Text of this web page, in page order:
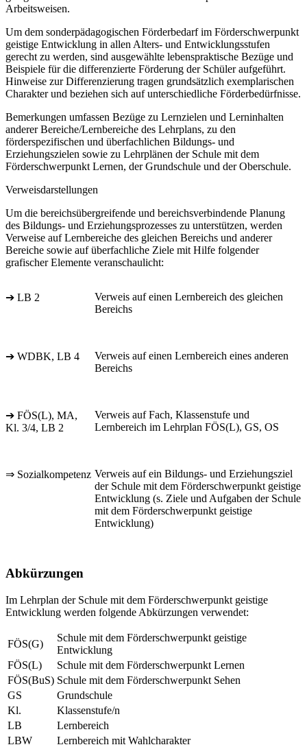
Arbeitsweisen.
Um dem sonderpädagogischen Förderbedarf im Förderschwerpunkt
geistige Entwicklung in allen Alters- und Entwicklungsstufen
gerecht zu werden, sind ausgewählte lebenspraktische Bezüge und
Beispiele für die differenzierte Förderung der Schüler aufgeführt.
Hinweise zur Differenzierung tragen grundsätzlich exemplarischen
Charakter und beziehen sich auf unterschiedliche Förderbedürfnisse.
Bemerkungen umfassen Bezüge zu Lernzielen und Lerninhalten
anderer Bereiche/Lernbereiche des Lehrplans, zu den
förderspezifischen und überfachlichen Bildungs- und
Erziehungszielen sowie zu Lehrplänen der Schule mit dem
Förderschwerpunkt Lernen, der Grundschule und der Oberschule.
Verweisdarstellungen
Um die bereichsübergreifende und bereichsverbindende Planung
des Bildungs- und Erziehungsprozesses zu unterstützen, werden
Verweise auf Lernbereiche des gleichen Bereichs und anderer
Bereiche sowie auf überfachliche Ziele mit Hilfe folgender
grafischer Elemente veranschaulicht:
➔ LB 2
Verweis auf einen Lernbereich des gleichen
Bereichs
➔ WDBK, LB 4
Verweis auf einen Lernbereich eines anderen
Bereichs
➔ FÖS(L), MA,
Kl. 3/4, LB 2
Verweis auf Fach, Klassenstufe und
Lernbereich im Lehrplan FÖS(L), GS, OS
⇒ Sozialkompetenz Verweis auf ein Bildungs- und Erziehungsziel
der Schule mit dem Förderschwerpunkt geistige
Entwicklung (s. Ziele und Aufgaben der Schule
mit dem Förderschwerpunkt geistige
Entwicklung)
Abkürzungen
Im Lehrplan der Schule mit dem Förderschwerpunkt geistige
Entwicklung werden folgende Abkürzungen verwendet:
FÖS(G)
Schule mit dem Förderschwerpunkt geistige
Entwicklung
FÖS(L)
Schule mit dem Förderschwerpunkt Lernen
FÖS(BuS) Schule mit dem Förderschwerpunkt Sehen
GS
Grundschule
Kl.
Klassenstufe/n
LB
Lernbereich
LBW
Lernbereich mit Wahlcharakter